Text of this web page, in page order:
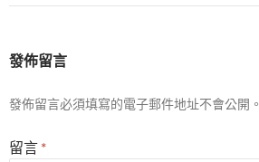
發佈留言
發佈留言必須填寫的電子郵件地址不會公開。
留言 *